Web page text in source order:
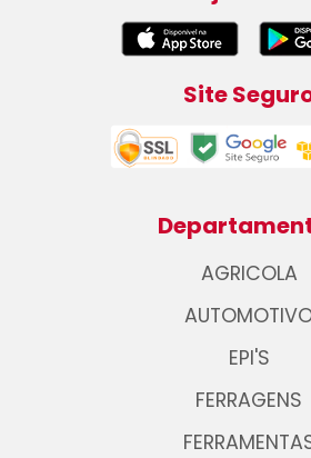
Site
AGRICOLA
EPI'S
FERRAGENS